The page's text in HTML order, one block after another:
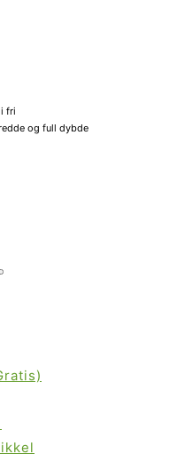
fri
og full dybde